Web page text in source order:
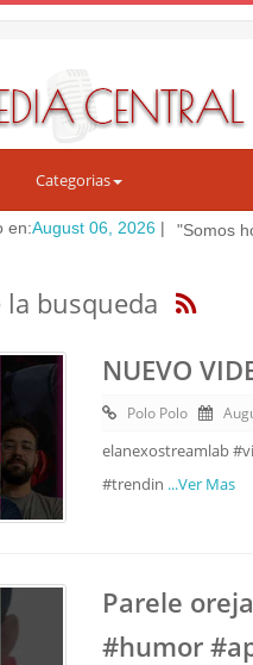
Categorias
06, 2026 | "Somos
la busqueda
NUEVO
Polo Polo
elanexostreamlab
#trendin ...Ver Mas
Parele
#humor